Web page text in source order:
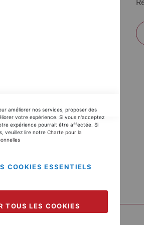
-12h30 / 14h - 17h30
/ 14h - 16h00
EDITIONS DU TRIOMPHE.
améliorer nos services, proposer des
votre expérience. Si vous n'acceptez
expérience pourrait être affectée. Si
veuillez lire notre Charte pour la
COOKIES ESSENTIELS
TOUS LES COOKIES